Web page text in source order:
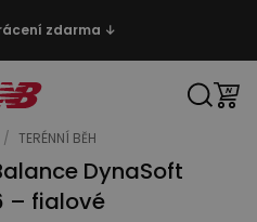
zdarma ↓
/ TERÉNNÍ BĚH
DynaSoft
– fialové